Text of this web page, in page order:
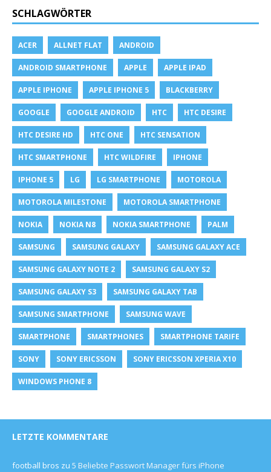
SCHLAGWÖRTER
ACER ALLNET FLAT ANDROID
ANDROID SMARTPHONE APPLE APPLE IPAD
APPLE IPHONE APPLE IPHONE 5 BLACKBERRY
GOOGLE GOOGLE ANDROID HTC HTC DESIRE
HTC DESIRE HD HTC ONE HTC SENSATION
HTC SMARTPHONE HTC WILDFIRE IPHONE
IPHONE 5 LG LG SMARTPHONE MOTOROLA
MOTOROLA MILESTONE MOTOROLA SMARTPHONE
NOKIA NOKIA N8 NOKIA SMARTPHONE PALM
SAMSUNG SAMSUNG GALAXY SAMSUNG GALAXY ACE
SAMSUNG GALAXY NOTE 2 SAMSUNG GALAXY S2
SAMSUNG GALAXY S3 SAMSUNG GALAXY TAB
SAMSUNG SMARTPHONE SAMSUNG WAVE
SMARTPHONE SMARTPHONES SMARTPHONE TARIFE
SONY SONY ERICSSON SONY ERICSSON XPERIA X10
WINDOWS PHONE 8
LETZTE KOMMENTARE
football bros zu 5 Beliebte Passwort Manager fürs iPhone